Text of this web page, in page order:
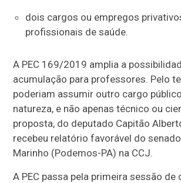
dois cargos ou empregos
profissionais de saúde.
A PEC 169/2019 amplia a
acumulação para professores. Pelo
poderiam assumir outro cargo
natureza, e não apenas técnico ou
proposta, do deputado Capitão
recebeu relatório favorável do
Marinho (Podemos-PA) na CCJ.
A PEC passa pela primeira sessão de